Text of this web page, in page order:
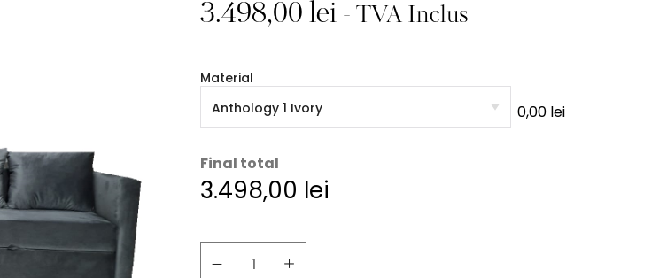
3.498,00lei - TVA Inclus
Material
0,00 lei
Final total
3.498,00 lei